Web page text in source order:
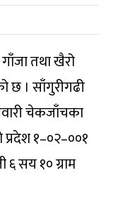
तथा खैरो
छ । साँगुरीगढी
चेकजाँचका
१–०२–००१
६ सय १० ग्राम